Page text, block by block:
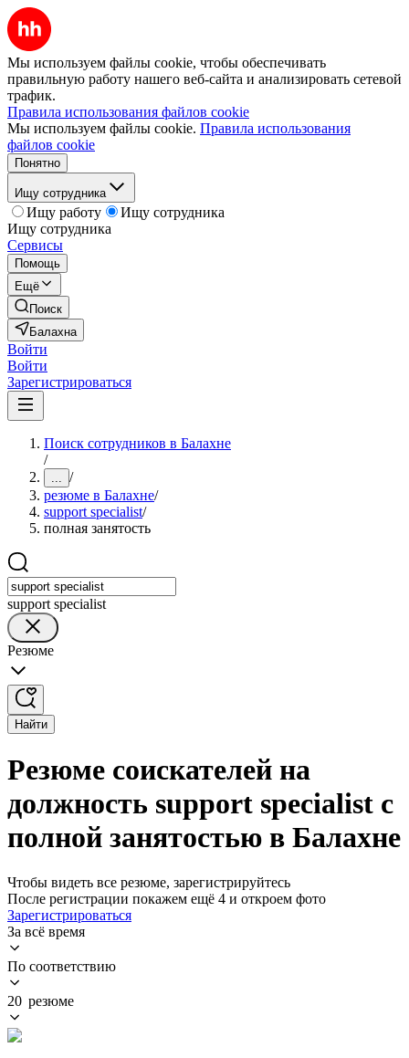
Мы используем файлы cookie, чтобы обеспечивать
правильную работу нашего веб-сайта и анализировать сетевой
трафик.
Правила использования файлов cookie
Мы используем файлы cookie. Правила использования
файлов cookie
Понятно
Ищу сотрудника
Ищу работу
Ищу сотрудника
Ищу сотрудника
Сервисы
Помощь
Ещё
Поиск
Балахна
Войти
Войти
Зарегистрироваться
Поиск сотрудников в Балахне
/
... /
резюме в Балахне/
support specialist/
полная занятость
support specialist
Резюме
Найти
Резюме соискателей на
должность support specialist с
полной занятостью в Балахне
Чтобы видеть все резюме, зарегистрируйтесь
После регистрации покажем ещё 4 и откроем фото
Зарегистрироваться
За всё время
По соответствию
20 резюме